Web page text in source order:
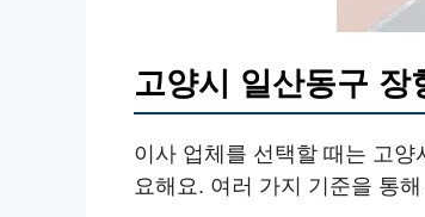
고양시 일산동구 장
이사 업체를 선택할 때는 고
요해요. 여러 가지 기준을 통